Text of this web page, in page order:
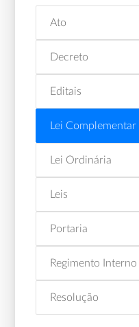
Ato
Decreto
Editais
Lei Complementar
Lei Ordinária
Leis
Portaria
Regimento Interno
Resolução